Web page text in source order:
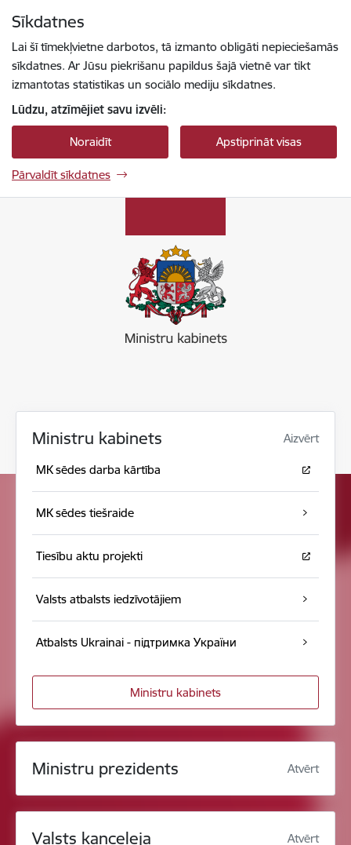
Sīkdatnes
Lai šī tīmekļvietne darbotos, tā izmanto obligāti nepieciešamās
sīkdatnes. Ar Jūsu piekrišanu papildus šajā vietnē var tikt
izmantotas statistikas un sociālo mediju sīkdatnes.
Lūdzu, atzīmējiet savu izvēli:
Noraidīt Apstiprināt visas
Pārvaldīt sīkdatnes
Ministru kabinets Aizvērt
MK sēdes darba kārtība
MK sēdes tiešraide
Tiesību aktu projekti
Valsts atbalsts iedzīvotājiem
Atbalsts Ukrainai - підтримка України
Ministru kabinets
Ministru prezidents Atvērt
Valsts kanceleja Atvērt